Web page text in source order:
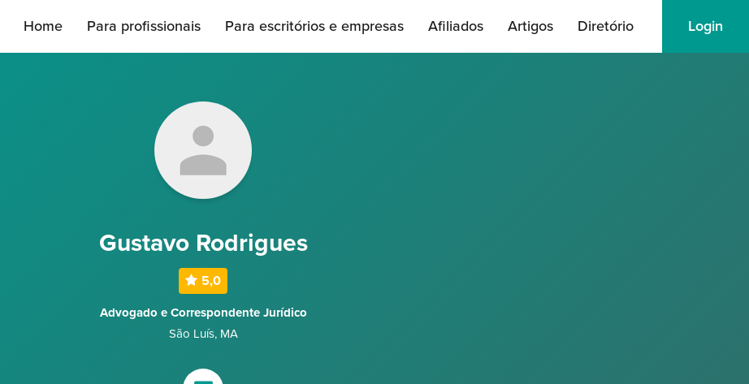
Home Para profissionais Para escritórios e empresas Afiliados Artigos Diretório Login
Gustavo Rodrigues
5,0
Advogado e Correspondente Jurídico
São Luís, MA